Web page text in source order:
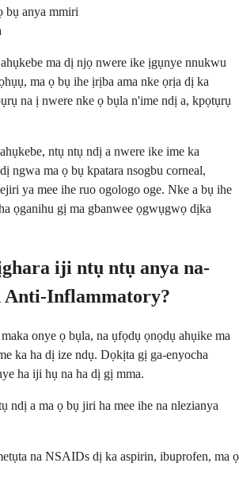
bụ anya mmiri
ma dị njọ nwere ike ịgụnye nnukwu
ma ọ bụ ihe ịrịba ama nke ọrịa dị ka
na ị nwere nke ọ bụla n'ime ndị a, kpọtụrụ
ntụ ntụ ndị a nwere ike ime ka
ngwa ma ọ bụ kpatara nsogbu corneal,
ya mee ihe ruo ogologo oge. Nke a bụ ihe
ọganihu gị ma gbanwee ọgwụgwọ dịka
iji ntụ ntụ anya na-
Anti-Inflammatory?
onye ọ bụla, na ụfọdụ ọnọdụ ahụike ma
ka ha dị ize ndụ. Dọkịta gị ga-enyocha
ha iji hụ na ha dị gị mma.
ndị a ma ọ bụ jiri ha mee ihe na nlezianya
na NSAIDs dị ka aspirin, ibuprofen, ma ọ